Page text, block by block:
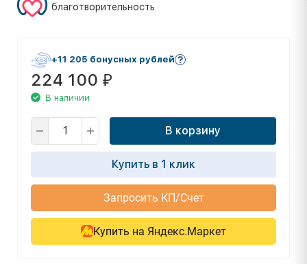
благотворительность
+11 205 бонусных рублей
224 100 ₽
В наличии
В корзину
Купить в 1 клик
Запросить КП/Счет
Купить на Яндекс.Маркет